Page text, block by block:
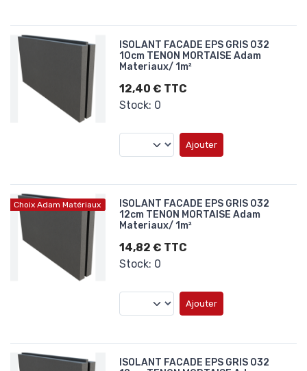
ISOLANT FACADE EPS GRIS 032
10cm TENON MORTAISE Adam
Materiaux/ 1m²
12,40 € TTC
Stock: 0
Ajouter
Choix Adam Matériaux
ISOLANT FACADE EPS GRIS 032
12cm TENON MORTAISE Adam
Materiaux/ 1m²
14,82 € TTC
Stock: 0
Ajouter
ISOLANT FACADE EPS GRIS 032